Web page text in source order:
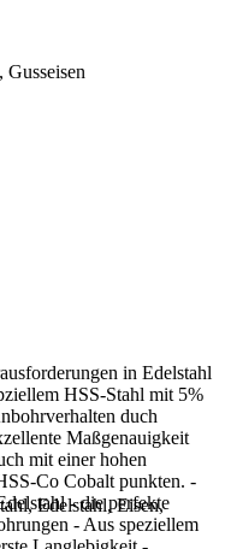
Edelstahl, Eisen,
in Edelstahl
HSS-Stahl mit 5%
duch
Maßgenauigkeit
mit einer hohen
Co Cobalt punkten. -
- die perfekte
- Aus speziellem